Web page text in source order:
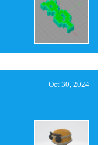
Oct 30, 2024